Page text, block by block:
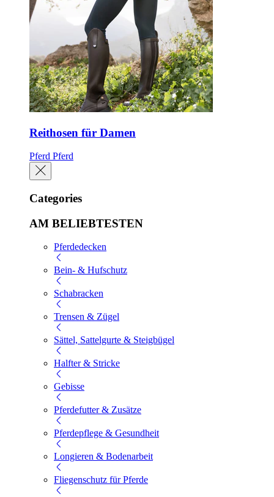
Reithosen für Damen
Pferd Pferd
Categories
AM BELIEBTESTEN
Pferdedecken
Bein- & Hufschutz
Schabracken
Trensen & Zügel
Sättel, Sattelgurte & Steigbügel
Halfter & Stricke
Gebisse
Pferdefutter & Zusätze
Pferdepflege & Gesundheit
Longieren & Bodenarbeit
Fliegenschutz für Pferde